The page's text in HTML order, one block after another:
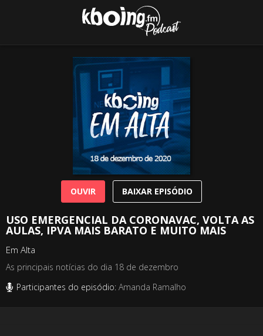
USO EMERGENCIAL DA CORONAVAC, VOLTA AS
AULAS, IPVA MAIS BARATO E MUITO MAIS
Em Alta
As principais notícias do dia 18 de dezembro
Participantes do episódio: Amanda Ramalho
OUVIR BAIXAR EPISÓDIO